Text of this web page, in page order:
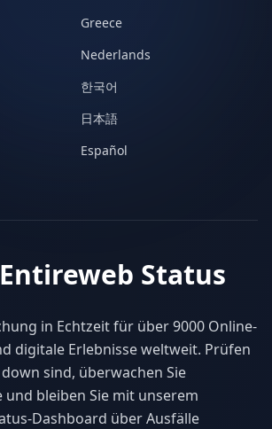
Greece
Nederlands
한국어
日本語
Español
Status
in Echtzeit für über 9000 Online-
digitale Erlebnisse weltweit. Prüfen
sind, überwachen Sie
und bleiben Sie mit unserem
Dashboard über Ausfälle